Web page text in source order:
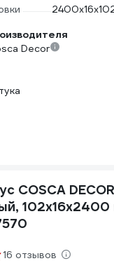
Decor
COSCA
16 отзывов